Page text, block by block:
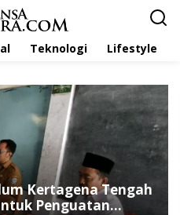
Teknologi Lifestyle
Kertagena Tengah
Penguatan